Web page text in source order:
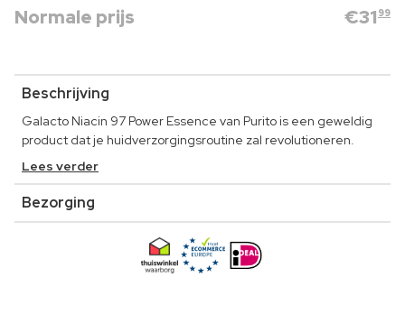
Normale prijs €31 99
Beschrijving
Galacto Niacin 97 Power Essence van Purito is een geweldig
product dat je huidverzorgingsroutine zal revolutioneren.
Lees verder
Bezorging